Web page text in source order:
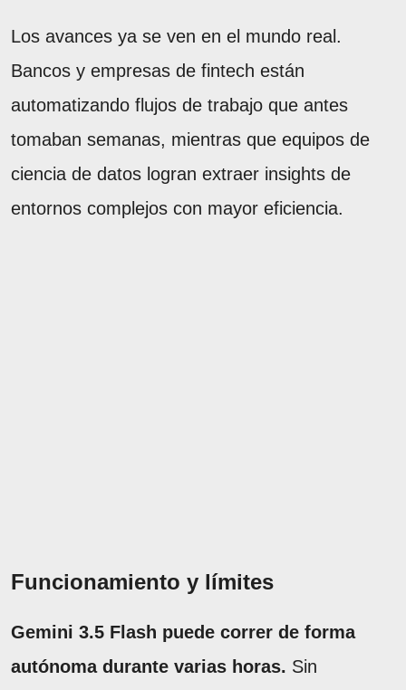
Los avances ya se ven en el mundo real.
Bancos y empresas de fintech están
automatizando flujos de trabajo que antes
tomaban semanas, mientras que equipos de
ciencia de datos logran extraer insights de
entornos complejos con mayor eficiencia.
Funcionamiento y límites
Gemini 3.5 Flash puede correr de forma
autónoma durante varias horas. Sin